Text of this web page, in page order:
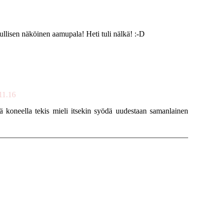
näköinen aamupala! Heti tuli nälkä! :-D
tekis mieli itsekin syödä uudestaan samanlainen